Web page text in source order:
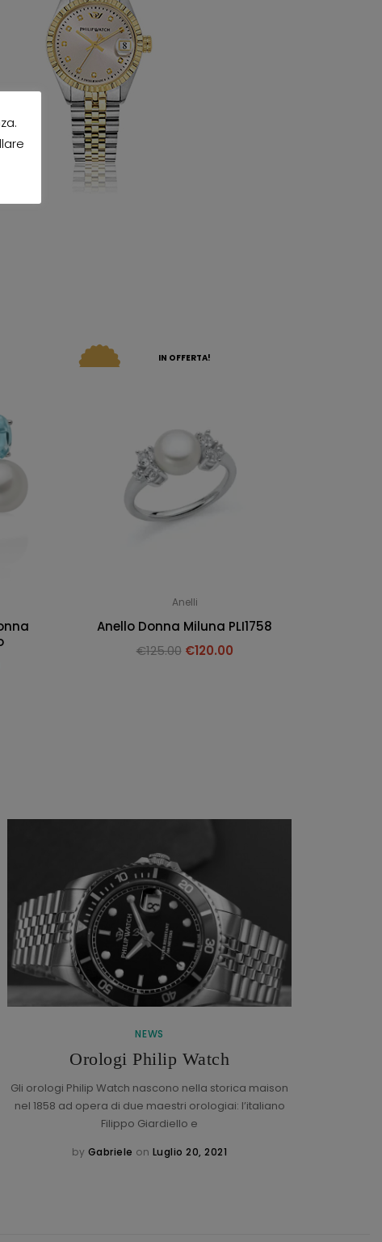
IN OFFERTA!
Anelli
Anello Donna Miluna PLI1758
€125.00 €120.00
NEWS
Orologi Philip Watch
Gli orologi Philip Watch nascono nella storica maison
nel 1858 ad opera di due maestri orologiai: l’italiano
Filippo Giardiello e
by Gabriele on Luglio 20, 2021